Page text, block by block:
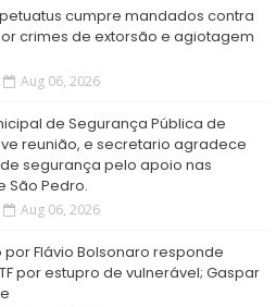
cumpre mandados contra
crimes de extorsão e agiotagem
Aug 06, 2026
de Segurança Pública de
reunião, e secretario agradece
segurança pelo apoio nas
São Pedro.
Aug 06, 2026
Flávio Bolsonaro responde
por estupro de vulnerável; Gaspar